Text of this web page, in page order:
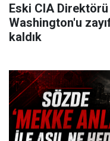
Eski CIA
Washington'u
kaldık